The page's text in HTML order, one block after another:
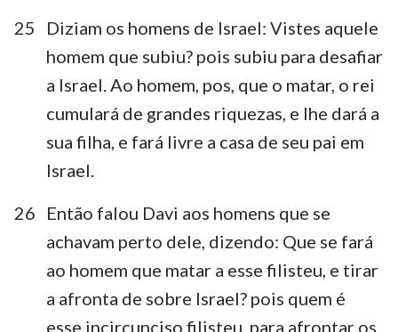
25
Diziam os homens de Israel: Vistes aquele
homem que subiu? pois subiu para desafiar
a Israel. Ao homem, pos, que o matar, o rei
cumulará de grandes riquezas, e lhe dará a
sua filha, e fará livre a casa de seu pai em
Israel.
26
Então falou Davi aos homens que se
achavam perto dele, dizendo: Que se fará
ao homem que matar a esse filisteu, e tirar
a afronta de sobre Israel? pois quem é
esse incircunciso filisteu, para afrontar os